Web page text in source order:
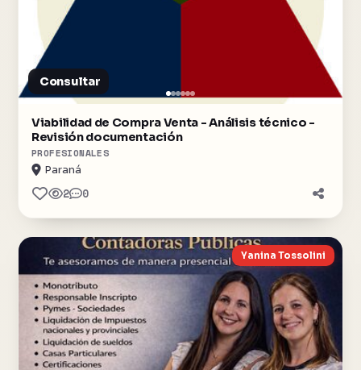
Consultar
Viabilidad de Compra Venta - Análisis técnico -
Revisión documentación
PROFESIONALES
Paraná
2 0
Yanina Tossolini